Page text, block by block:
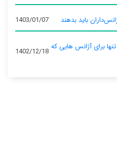
باید بدهند 1403/01/07
برای آژانس‌ هایی که 1402/12/18